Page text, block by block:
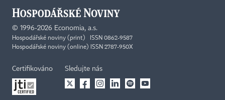
© 1996-2026 Economia, a.s.
Hospodářské noviny (print) ISSN 0862-9587
Hospodářské noviny (online) ISSN 2787-950X
Certifikováno Sledujte nás